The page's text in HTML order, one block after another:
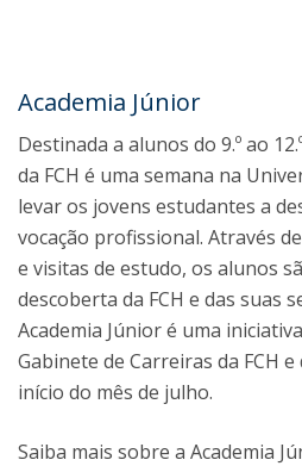
Academia Júnior
Destinada a alunos do 9.º ao
da FCH é uma semana na
levar os jovens estudantes a
vocação profissional. Através
e visitas de estudo, os alunos
descoberta da FCH e das suas
Academia Júnior é uma
Gabinete de Carreiras da FCH
início do mês de julho.
Saiba mais sobre a Academia